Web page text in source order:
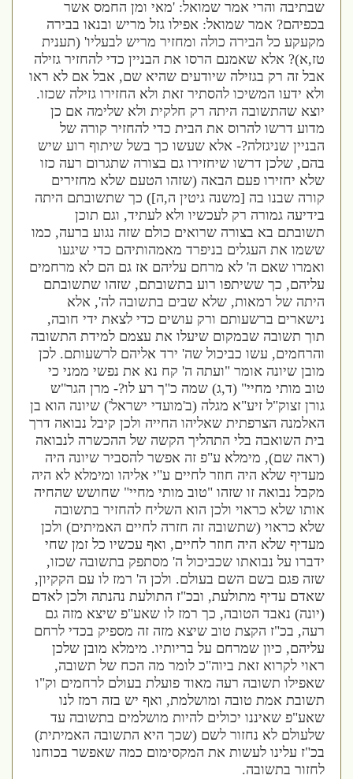
שבתיבה והרי אמר שמואל: 'מאי ומן החמס אשר
בכפיהם? אמר שמואל: אפילו גזל מריש ובנאו בבירה
מקעקע כל הבירה כולה ומחזיר מריש לבעליו' (תענית
טז,א)? אלא שאמנם הרסו את הבניין כדי להחזיר גזילה
אבל זה רק בגזילה שיודעים שהיא שם, אבל אם לא ראו
ולא ידעו המשיכו להסתיר זאת ולא החזירו גזילה שכזו.
יוצא שהתשובה היתה רק חלקית ולא שלימה אם כן
מדוע דרשו להרוס את הבית כדי להחזיר קורה של
הבניין שניגזלה?- אלא שעשו כך בשל שיתוף רוע שיש
בהם, שלכן דרשו שיחזירו גם בצורה שתגרום רעה כזו
שלא יחזירו פעם הבאה (שזהו הטעם שלא מחזירים
קורה שבנו בה [משנה גיטין ה,ה]) כך שתשובתם היתה
בידיעה גמורה רק לעכשיו ולא לעתיד, וגם תוכן
תשובתם בא בצורה שרואים כולם שזה נגוע ברעה, כמו
ששמו את העגלים בניפרד מאמהותיהם כדי שיגעו
ואמרו שאם ה' לא מרחם עליהם אז גם הם לא מרחמים
עליהם, כך ששיתפו רוע בתשובתם, שזהו שתשובתם
היתה של רמאות, שלא שבים בתשובה לה', אלא
נישארים ברשעותם ורק עושים כדי לצאת ידי חובה,
תוך תשובה שבמקום שיעלו את עצמם למידת התשובה
והרחמים, עשו כביכול שה' ירד אליהם לרשעותם. לכן
מובן שיונה אומר "ועתה ה' קח נא את נפשי ממני כי
טוב מותי מחיי" (ד,ג) שמה כ"ך רע לו?- מרן הגר"ש
גורן זצוק"ל זיע"א מגלה (ב'מועדי ישראל') שיונה הוא בן
האלמנה הצרפתית שאליהו החייה ולכן קיבל נבואה דרך
בית השואבה בלי התהליך הקשה של ההכשרה לנבואה
(ראה שם), מימלא ע"פ זה אפשר להסביר שיונה היה
מעדיף שלא היה חוזר לחיים ע"י אליהו ומימלא לא היה
מקבל נבואה זו שזהו "טוב מותי מחיי" שחושש שהחיה
אותו שלא כראוי ולכן הוא השליח להחזיר בתשובה
שלא כראוי (שתשובה זה חזרה לחיים האמיתים) ולכן
מעדיף שלא היה חוזר לחיים, ואף עכשיו כל זמן שחי
ידברו על נבואתו שכביכול ה' מסתפק בתשובה שכזו,
שזה פגם בשם השם בעולם. ולכן ה' רמז לו עם הקקיון,
שאדם עדיף מתולעת, ובכ"ז התולעת נהנתה ולכן לאדם
(יונה) נאבד הטובה, כך רמז לו שאע"פ שיצא מזה גם
רעה, בכ"ז הקצת טוב שיצא מזה זה מספיק בכדי לרחם
עליהם, כיון שמרחם על בריותיו. מימלא מובן שלכן
ראוי לקרוא זאת ביוה"כ לומר מה הכח של תשובה,
שאפילו תשובה רעה מאוד פועלת בעולם לרחמים וק"ו
תשובת אמת טובה ומושלמת, ואף יש בזה רמז לנו
שאע"פ שאיננו יכולים להיות מושלמים בתשובה עד
שלעולם לא נחזור לשם (שכך היא התשובה האמיתית)
בכ"ז עלינו לעשות את המקסימום כמה שאפשר בכוחנו
לחזור בתשובה.